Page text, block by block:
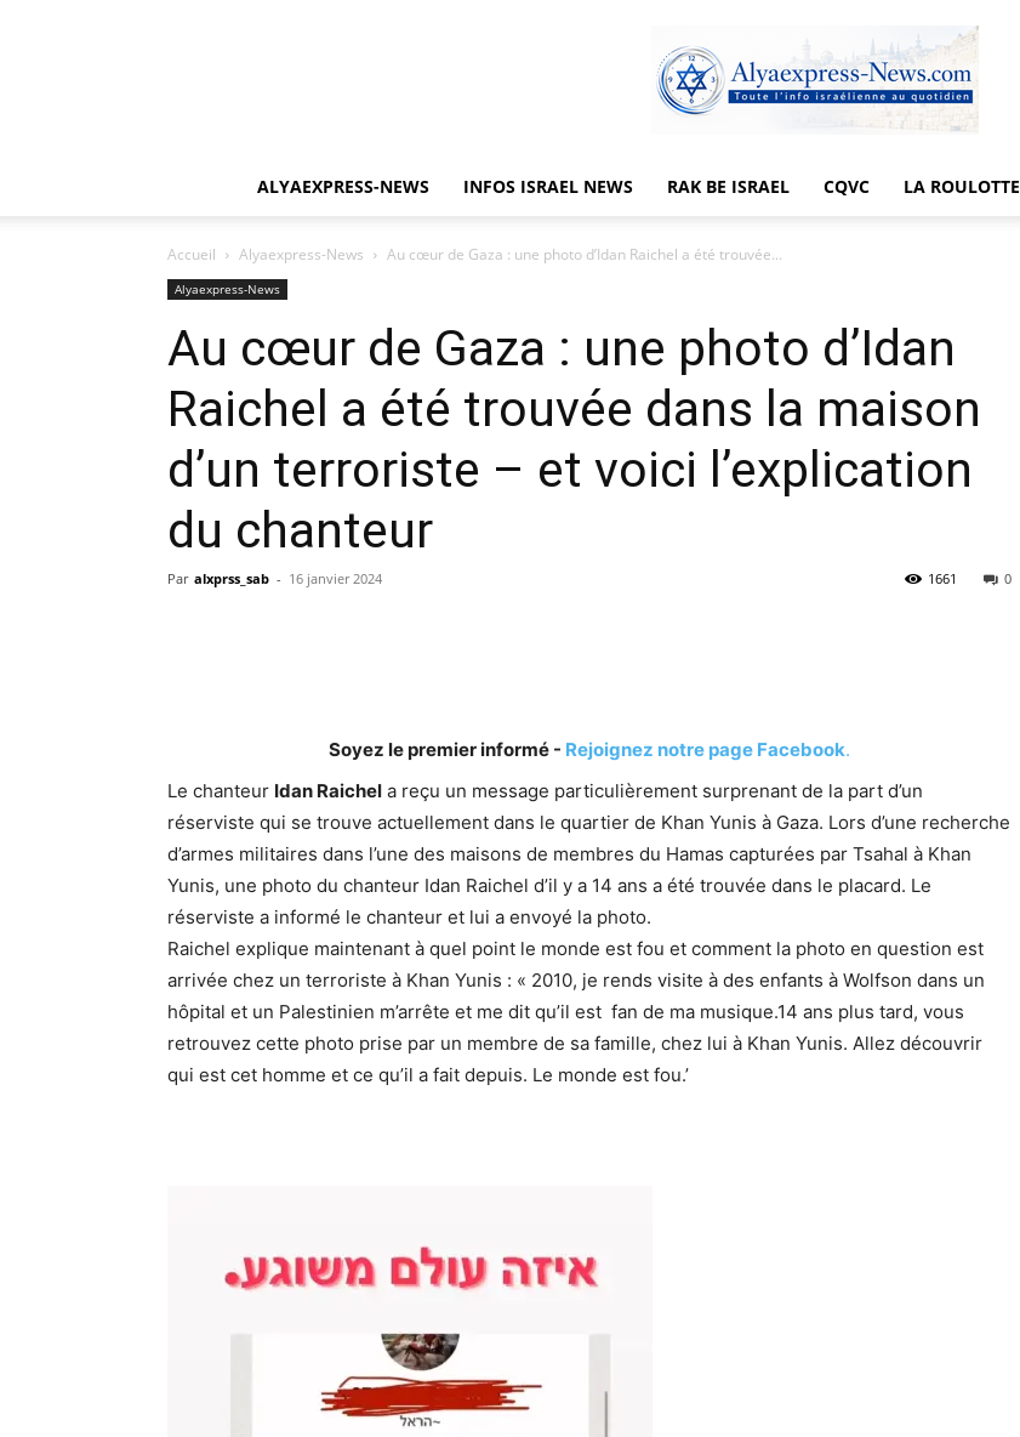
News
ALYAEXPRESS-NEWS INFOS ISRAEL NEWS RAK BE ISRAEL CQVC LA ROULOTTE
Accueil Alyaexpress-News Au cœur de Gaza : une photo d’Idan Raichel a été trouvée...
Alyaexpress-News
Au cœur de Gaza : une photo d’Idan
Raichel a été trouvée dans la maison
d’un terroriste – et voici l’explication
du chanteur
Par alxprss_sab - 16 janvier 2024 0
1661
Soyez le premier informé - Rejoignez notre page Facebook.
Le chanteur Idan Raichel a reçu un message particulièrement surprenant de la part d’un
réserviste qui se trouve actuellement dans le quartier de Khan Yunis à Gaza. Lors d’une recherche
d’armes militaires dans l’une des maisons de membres du Hamas capturées par Tsahal à Khan
Yunis, une photo du chanteur Idan Raichel d’il y a 14 ans a été trouvée dans le placard. Le
réserviste a informé le chanteur et lui a envoyé la photo.
Raichel explique maintenant à quel point le monde est fou et comment la photo en question est
arrivée chez un terroriste à Khan Yunis : « 2010, je rends visite à des enfants à Wolfson dans un
hôpital et un Palestinien m’arrête et me dit qu’il est fan de ma musique.14 ans plus tard, vous
retrouvez cette photo prise par un membre de sa famille, chez lui à Khan Yunis. Allez découvrir
qui est cet homme et ce qu’il a fait depuis. Le monde est fou.’